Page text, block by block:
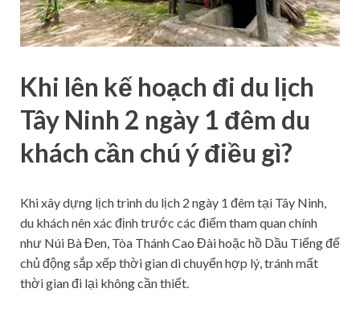
Khi lên kế hoạch đi du lịch
Tây Ninh 2 ngày 1 đêm du
khách cần chú ý điều gì?
Khi xây dựng lịch trình du lịch 2 ngày 1 đêm tại Tây Ninh,
du khách nên xác định trước các điểm tham quan chính
như Núi Bà Đen, Tòa Thánh Cao Đài hoặc hồ Dầu Tiếng để
chủ động sắp xếp thời gian di chuyển hợp lý, tránh mất
thời gian đi lại không cần thiết.